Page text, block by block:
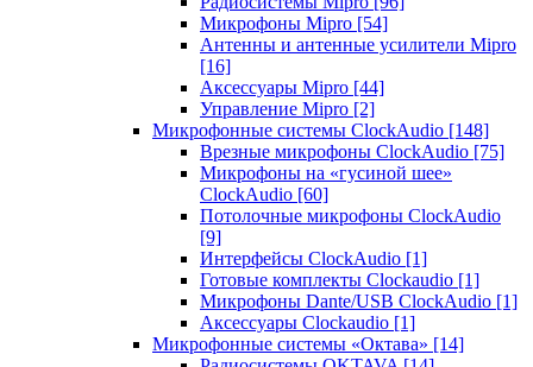
Микрофоны Mipro [54]
Антенны и антенные усилители Mipro
[16]
Аксессуары Mipro [44]
Управление Mipro [2]
Микрофонные системы ClockAudio [148]
Врезные микрофоны ClockAudio [75]
Микрофоны на «гусиной шее»
ClockAudio [60]
Потолочные микрофоны ClockAudio
[9]
Интерфейсы ClockAudio [1]
Готовые комплекты Clockaudio [1]
Микрофоны Dante/USB ClockAudio [1]
Аксессуары Clockaudio [1]
Микрофонные системы «Октава» [14]